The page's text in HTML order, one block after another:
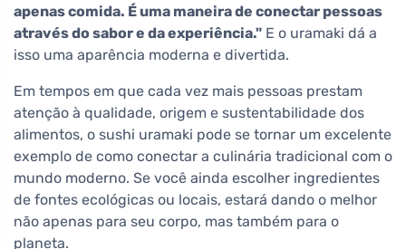
apenas comida. É uma maneira de conectar pessoas
através do sabor e da experiência." E o uramaki dá a
isso uma aparência moderna e divertida.
Em tempos em que cada vez mais pessoas prestam
atenção à qualidade, origem e sustentabilidade dos
alimentos, o sushi uramaki pode se tornar um excelente
exemplo de como conectar a culinária tradicional com o
mundo moderno. Se você ainda escolher ingredientes
de fontes ecológicas ou locais, estará dando o melhor
não apenas para seu corpo, mas também para o
planeta.